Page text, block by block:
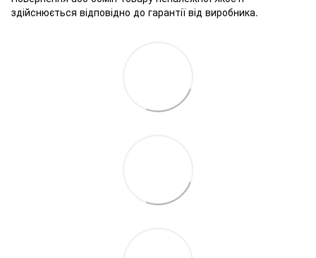
здійснюється відповідно до гарантії від виробника.